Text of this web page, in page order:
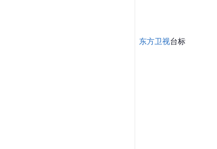
东方卫视台标